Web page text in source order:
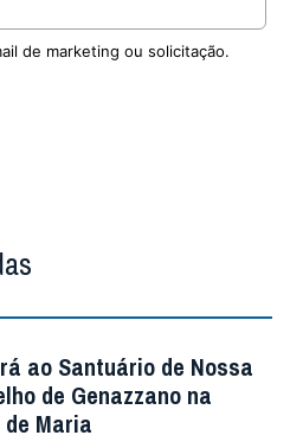
de marketing ou solicitação.
ao Santuário de Nossa
de Genazzano na
Maria